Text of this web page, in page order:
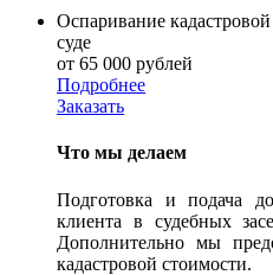
Оспаривание
суде
от 65 000 рублей
Подробнее
Заказать
Что мы делаем
Подготовка и подача
клиента в судебных
Дополнительно мы
кадастровой стоимости.